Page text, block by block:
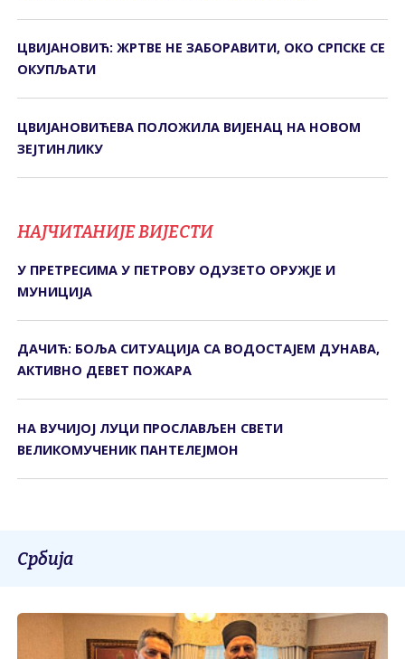
ЦВИЈАНОВИЋ: ЖРТВЕ НЕ ЗАБОРАВИТИ, ОКО СРПСКЕ СЕ
ОКУПЉАТИ
ЦВИЈАНОВИЋЕВА ПОЛОЖИЛА ВИЈЕНАЦ НА НОВОМ
ЗЕЈТИНЛИКУ
НАЈЧИТАНИЈЕ ВИЈЕСТИ
У ПРЕТРЕСИМА У ПЕТРОВУ ОДУЗЕТО ОРУЖЈЕ И
МУНИЦИЈА
ДАЧИЋ: БОЉА СИТУАЦИЈА СА ВОДОСТАЈЕМ ДУНАВА,
АКТИВНО ДЕВЕТ ПОЖАРА
НА ВУЧИЈОЈ ЛУЦИ ПРОСЛАВЉЕН СВЕТИ
ВЕЛИКОМУЧЕНИК ПАНТЕЛЕЈМОН
Србија